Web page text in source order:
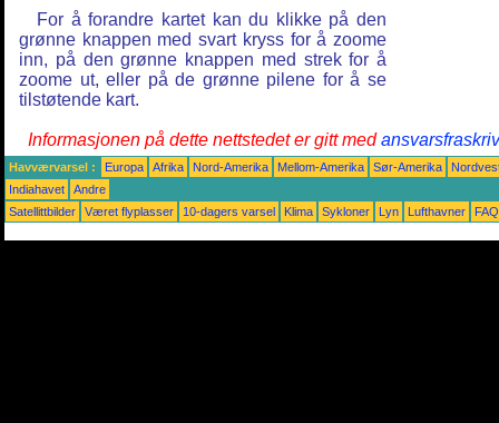
For å forandre kartet kan du klikke på den
grønne knappen med svart kryss for å zoome
inn, på den grønne knappen med strek for å
zoome ut, eller på de grønne pilene for å se
tilstøtende kart.
Informasjonen på dette nettstedet er gitt med
Havværvarsel : Europa Afrika Nord-Amerika Mellom-Amerika Sør-Amerika
Indiahavet
Andre
Satellittbilder
Været flyplasser 10-dagers varsel Klima Sykloner Lyn Lufthavner FAQ